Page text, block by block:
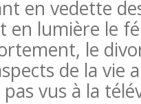
en vedette
en lumière le
le
de la vie
vus à la